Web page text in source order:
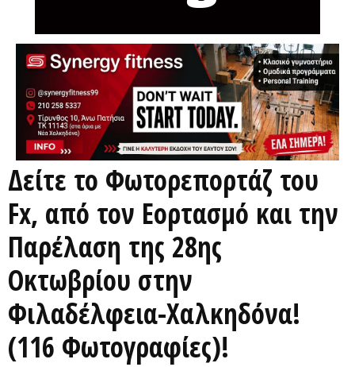
Δείτε το Φωτορεπορτάζ του
Fx, από τον Εορτασμό και την
Παρέλαση της 28ης
Οκτωβρίου στην
Φιλαδέλφεια-Χαλκηδόνα!
(116 Φωτογραφίες)!